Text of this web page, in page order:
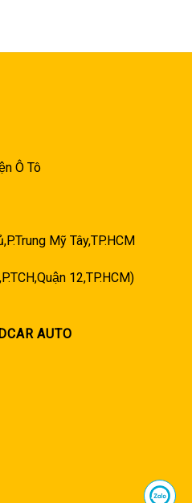
Ô Tô
Mỹ Tây,TP.HCM
12,TP.HCM)
AUTO